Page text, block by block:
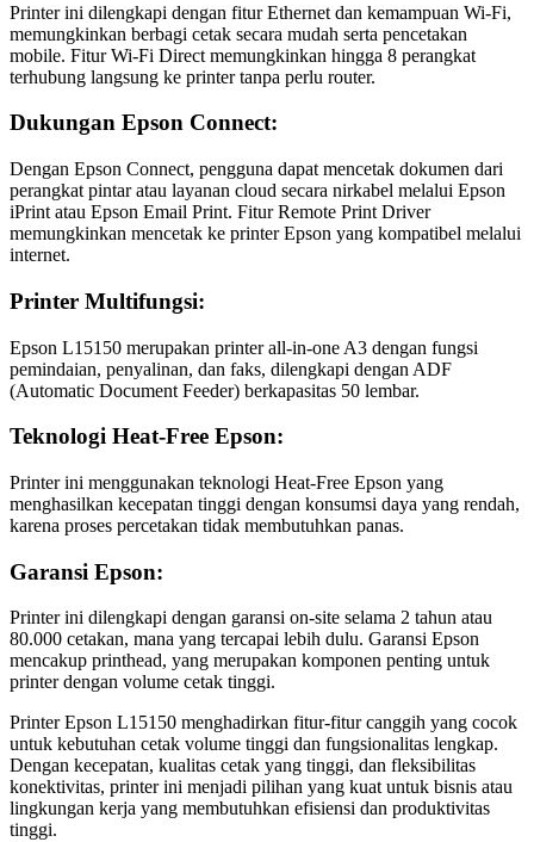
Printer ini dilengkapi dengan fitur Ethernet dan kemampuan Wi-Fi,
memungkinkan berbagi cetak secara mudah serta pencetakan
mobile. Fitur Wi-Fi Direct memungkinkan hingga 8 perangkat
terhubung langsung ke printer tanpa perlu router.
Dukungan Epson Connect:
Dengan Epson Connect, pengguna dapat mencetak dokumen dari
perangkat pintar atau layanan cloud secara nirkabel melalui Epson
iPrint atau Epson Email Print. Fitur Remote Print Driver
memungkinkan mencetak ke printer Epson yang kompatibel melalui
internet.
Printer Multifungsi:
Epson L15150 merupakan printer all-in-one A3 dengan fungsi
pemindaian, penyalinan, dan faks, dilengkapi dengan ADF
(Automatic Document Feeder) berkapasitas 50 lembar.
Teknologi Heat-Free Epson:
Printer ini menggunakan teknologi Heat-Free Epson yang
menghasilkan kecepatan tinggi dengan konsumsi daya yang rendah,
karena proses percetakan tidak membutuhkan panas.
Garansi Epson:
Printer ini dilengkapi dengan garansi on-site selama 2 tahun atau
80.000 cetakan, mana yang tercapai lebih dulu. Garansi Epson
mencakup printhead, yang merupakan komponen penting untuk
printer dengan volume cetak tinggi.
Printer Epson L15150 menghadirkan fitur-fitur canggih yang cocok
untuk kebutuhan cetak volume tinggi dan fungsionalitas lengkap.
Dengan kecepatan, kualitas cetak yang tinggi, dan fleksibilitas
konektivitas, printer ini menjadi pilihan yang kuat untuk bisnis atau
lingkungan kerja yang membutuhkan efisiensi dan produktivitas
tinggi.